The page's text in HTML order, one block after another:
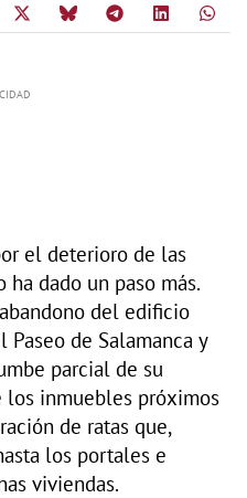
el deterioro de las
ha dado un paso más.
del edificio
de Salamanca y
parcial de su
los inmuebles próximos
de ratas que,
los portales e
viviendas.